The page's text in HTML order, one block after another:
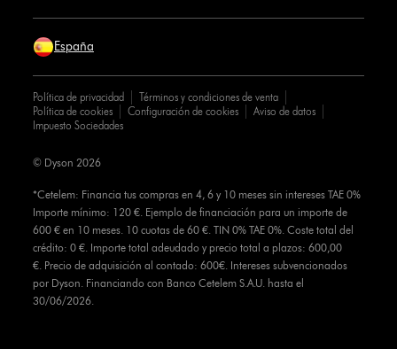
España
Política de privacidad
Términos y condiciones de venta
Política de cookies
Configuración de cookies
Aviso de datos
Impuesto Sociedades
*Cetelem: Financia tus compras en 4, 6 y 10 meses sin intereses TAE 0%
Importe mínimo: 120 €. Ejemplo de financiación para un importe de
600 € en 10 meses. 10 cuotas de 60 €. TIN 0% TAE 0%. Coste total del
crédito: 0 €. Importe total adeudado y precio total a plazos: 600,00
€. Precio de adquisición al contado: 600€. Intereses subvencionados
por Dyson. Financiando con Banco Cetelem S.A.U. hasta el
30/06/2026.
© Dyson 2026